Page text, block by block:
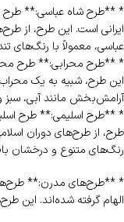
* **طرح شاه عباسی:** طرح
ایرانی است. این طرح، از
عباسی، معمولاً با رنگ‌های
* **طرح محرابی:** طرح
این طرح، شبیه به یک
آرامش‌بخش مانند آبی، سبز
* **طرح اسلیمی:** طرح
طرح، از طرح‌های دوران
رنگ‌های متنوع و درخشان
* **طرح‌های مدرن:**
الهام گرفته شده‌اند. این